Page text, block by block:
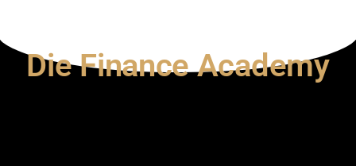
Die Finance Academy